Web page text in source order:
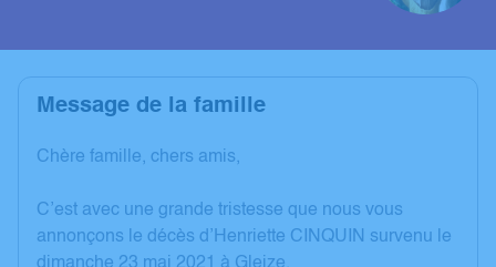
Message de la famille
Chère famille, chers amis,
C’est avec une grande tristesse que nous vous
annonçons le décès d’Henriette CINQUIN survenu le